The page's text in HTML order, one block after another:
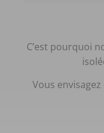
C’est pourquoi
Vous